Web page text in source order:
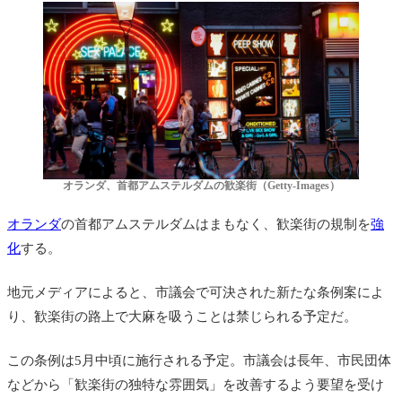
オランダ、首都アムステルダムの歓楽街（Getty-Images）
オランダの首都アムステルダムはまもなく、歓楽街の規制を強
化する。
地元メディアによると、市議会で可決された新たな条例案によ
り、歓楽街の路上で大麻を吸うことは禁じられる予定だ。
この条例は5月中頃に施行される予定。市議会は長年、市民団体
などから「歓楽街の独特な雰囲気」を改善するよう要望を受け